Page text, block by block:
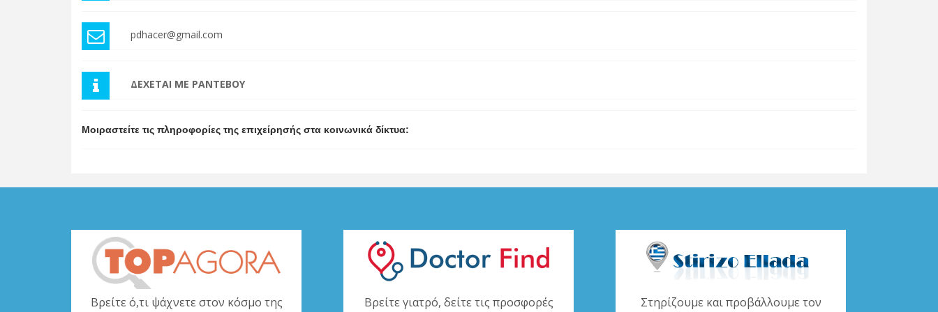
pdhacer@gmail.com
ΔΕΧΕΤΑΙ ΜΕ ΡΑΝΤΕΒΟΥ
Μοιραστείτε τις πληροφορίες της επιχείρησής στα κοινωνικά δίκτυα:
Βρείτε ό,τι ψάχνετε στον κόσμο της Βρείτε γιατρό, δείτε τις προσφορές Στηρίζουμε και προβάλλουμε τον